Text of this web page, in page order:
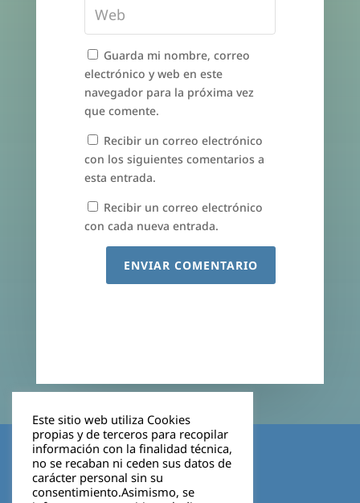
Guarda mi nombre, correo
electrónico y web en este
navegador para la próxima vez
que comente.
Recibir un correo electrónico
con los siguientes comentarios a
esta entrada.
Recibir un correo electrónico
con cada nueva entrada.
ENVIAR COMENTARIO
Aviso legal
Política de privacidad
Este sitio web utiliza Cookies
propias y de terceros para recopilar
información con la finalidad técnica,
no se recaban ni ceden sus datos de
carácter personal sin su
consentimiento.Asimismo, se